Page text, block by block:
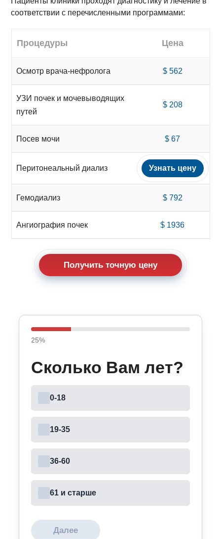
соответствии с перечисленными программами:
Процедуры Цена
Осмотр врача-нефролога $ 562
УЗИ почек и мочевыводящих
путей
$ 208
Посев мочи $ 67
Перитонеальный диализ Узнать цену
Гемодиализ $ 792
Ангиография почек $ 1936
Получить точную цену
25%
Сколько Вам лет?
0-18
19-35
36-60
61 и старше
Далее